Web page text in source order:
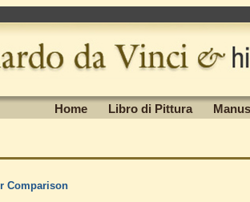
Home Libro di Pittura
Comparison